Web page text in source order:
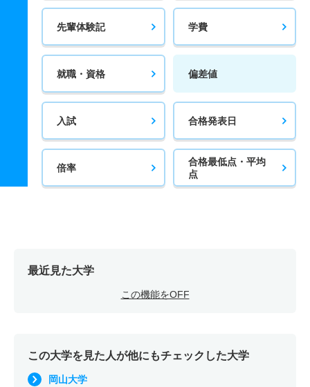
先輩体験記 学費
就職・資格 偏差値
入試 合格発表日
倍率
合格最低点・平均
点
最近見た大学
この機能をOFF
この大学を見た人が他にもチェックした大学
岡山大学